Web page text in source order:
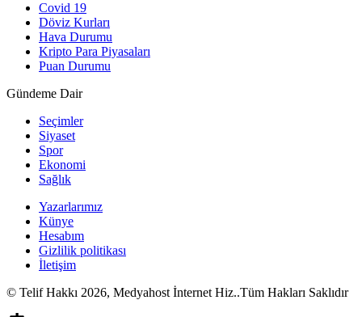
Covid 19
Döviz Kurları
Hava Durumu
Kripto Para Piyasaları
Puan Durumu
Gündeme Dair
Seçimler
Siyaset
Spor
Ekonomi
Sağlık
Yazarlarımız
Künye
Hesabım
Gizlilik politikası
İletişim
© Telif Hakkı 2026, Medyahost İnternet Hiz..Tüm Hakları Saklıdır